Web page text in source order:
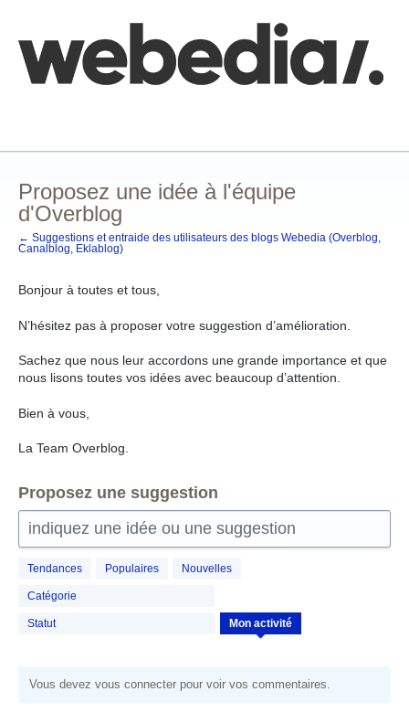
contenu
Proposez une idée à l'équipe
d'Overblog
← Suggestions et entraide des utilisateurs des blogs Webedia (Overblog,
Canalblog, Eklablog)
Bonjour à toutes et tous,
N’hésitez pas à proposer votre suggestion d’amélioration.
Sachez que nous leur accordons une grande importance et que
nous lisons toutes vos idées avec beaucoup d’attention.
Bien à vous,
La Team Overblog.
Proposez une suggestion
indiquez une idée ou une suggestion
Tendances Populaires Nouvelles
Catégorie
Statut Mon activité
Vous devez vous connecter pour voir vos commentaires.